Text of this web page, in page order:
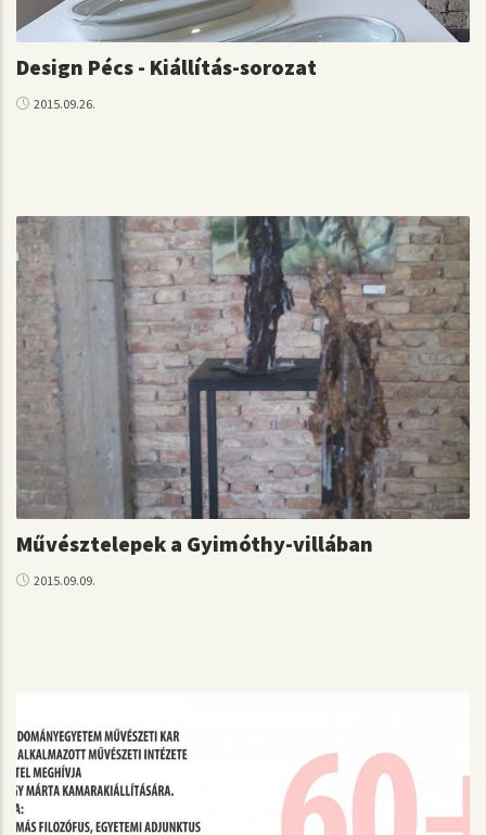
Design Pécs - Kiállítás-sorozat
2015.09.26.
Művésztelepek a Gyimóthy-villában
2015.09.09.